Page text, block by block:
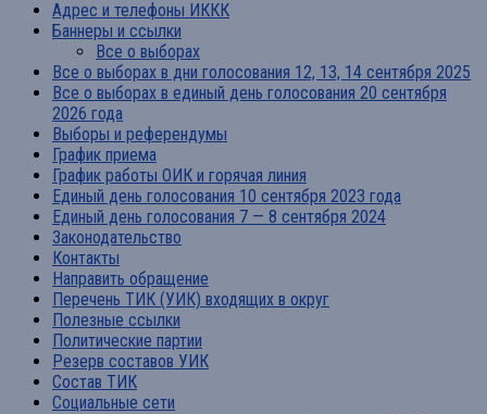
Адрес и телефоны ИККК
Баннеры и ссылки
Все о выборах
Все о выборах в дни голосования 12, 13, 14 сентября 2025
Все о выборах в единый день голосования 20 сентября
2026 года
Выборы и референдумы
График приема
График работы ОИК и горячая линия
Единый день голосования 10 сентября 2023 года
Единый день голосования 7 — 8 сентября 2024
Законодательство
Контакты
Направить обращение
Перечень ТИК (УИК) входящих в округ
Полезные ссылки
Политические партии
Резерв составов УИК
Состав ТИК
Социальные сети